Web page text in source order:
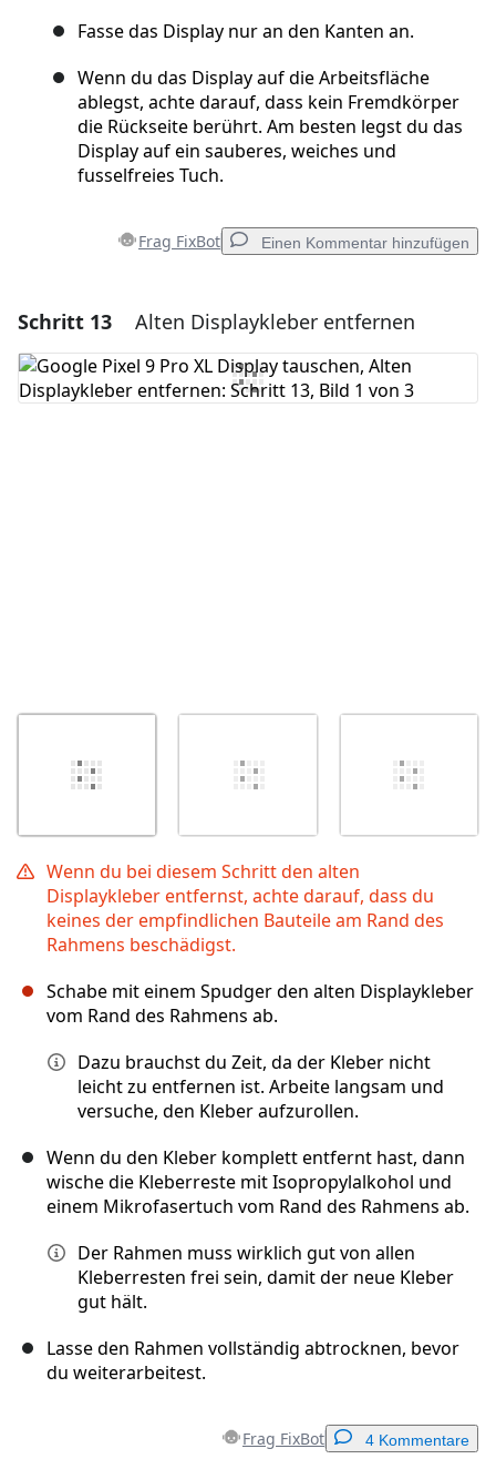
Fasse das Display nur an den Kanten an.
Wenn du das Display auf die Arbeitsfläche
ablegst, achte darauf, dass kein Fremdkörper
die Rückseite berührt. Am besten legst du das
Display auf ein sauberes, weiches und
fusselfreies Tuch.
Frag FixBot Einen Kommentar hinzufügen
Einen Kommentar hinzufügen
Kommentar hinzufügen
Schritt 13 Alten Displaykleber entfernen
Wenn du bei diesem Schritt den alten
Displaykleber entfernst, achte darauf, dass du
keines der empfindlichen Bauteile am Rand des
Rahmens beschädigst.
Schabe mit einem Spudger den alten Displaykleber
vom Rand des Rahmens ab.
Dazu brauchst du Zeit, da der Kleber nicht
leicht zu entfernen ist. Arbeite langsam und
versuche, den Kleber aufzurollen.
Wenn du den Kleber komplett entfernt hast, dann
wische die Kleberreste mit Isopropylalkohol und
einem Mikrofasertuch vom Rand des Rahmens ab.
Der Rahmen muss wirklich gut von allen
Kleberresten frei sein, damit der neue Kleber
gut hält.
Lasse den Rahmen vollständig abtrocknen, bevor
du weiterarbeitest.
Frag FixBot 4 Kommentare